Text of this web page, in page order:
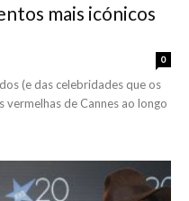
mais icónicos
0
(e das celebridades que os
vermelhas de Cannes ao longo